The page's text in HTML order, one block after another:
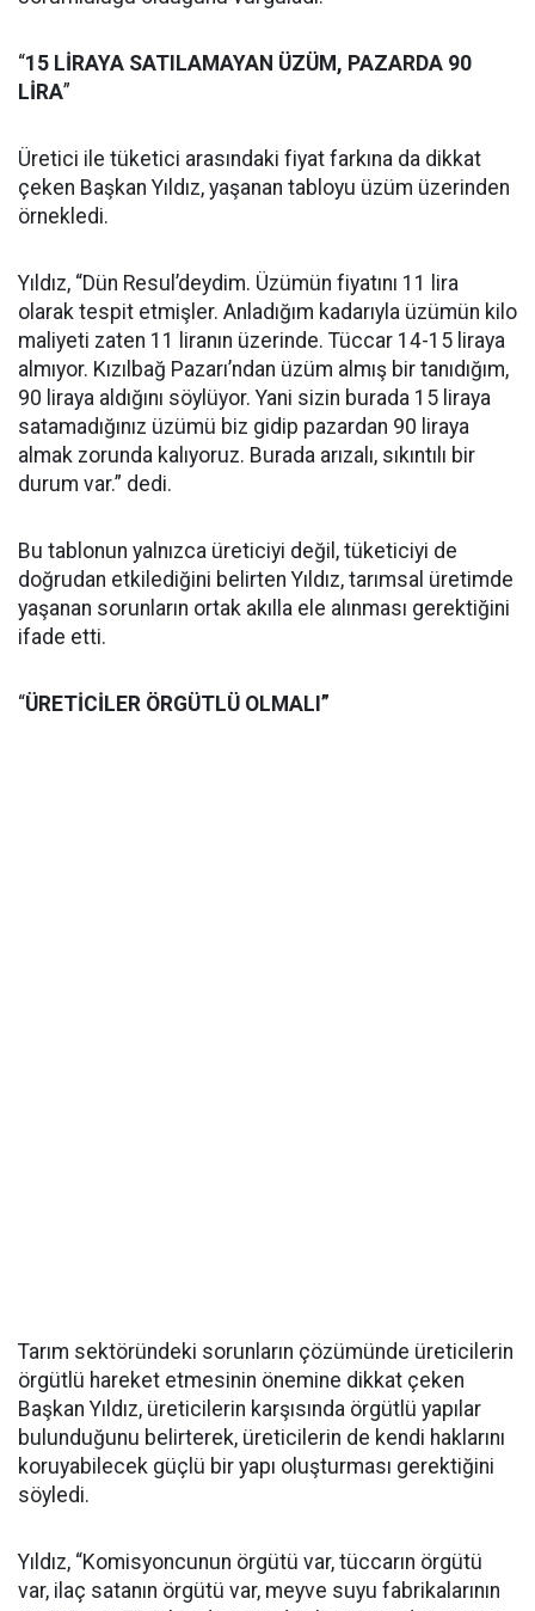
“15 LİRAYA SATILAMAYAN ÜZÜM, PAZARDA 90
LİRA”
Üretici ile tüketici arasındaki fiyat farkına da dikkat
çeken Başkan Yıldız, yaşanan tabloyu üzüm üzerinden
örnekledi.
Yıldız, “Dün Resul’deydim. Üzümün fiyatını 11 lira
olarak tespit etmişler. Anladığım kadarıyla üzümün kilo
maliyeti zaten 11 liranın üzerinde. Tüccar 14-15 liraya
almıyor. Kızılbağ Pazarı’ndan üzüm almış bir tanıdığım,
90 liraya aldığını söylüyor. Yani sizin burada 15 liraya
satamadığınız üzümü biz gidip pazardan 90 liraya
almak zorunda kalıyoruz. Burada arızalı, sıkıntılı bir
durum var.” dedi.
Bu tablonun yalnızca üreticiyi değil, tüketiciyi de
doğrudan etkilediğini belirten Yıldız, tarımsal üretimde
yaşanan sorunların ortak akılla ele alınması gerektiğini
ifade etti.
“ÜRETİCİLER ÖRGÜTLÜ OLMALI”
Tarım sektöründeki sorunların çözümünde üreticilerin
örgütlü hareket etmesinin önemine dikkat çeken
Başkan Yıldız, üreticilerin karşısında örgütlü yapılar
bulunduğunu belirterek, üreticilerin de kendi haklarını
koruyabilecek güçlü bir yapı oluşturması gerektiğini
söyledi.
Yıldız, “Komisyoncunun örgütü var, tüccarın örgütü
var, ilaç satanın örgütü var, meyve suyu fabrikalarının